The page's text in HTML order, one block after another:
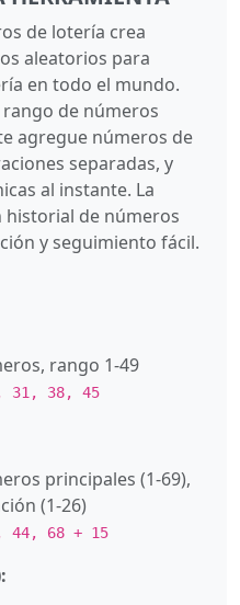
de lotería crea
aleatorios para
en todo el mundo.
de números
agregue números de
separadas, y
al instante. La
de números
y seguimiento fácil.
rango 1-49
31, 38, 45
principales (1-69),
(1-26)
44, 68 + 15